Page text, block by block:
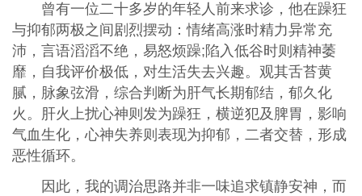
曾有一位二十多岁的年轻人前来求诊，他在躁狂
与抑郁两极之间剧烈摆动：情绪高涨时精力异常充
沛，言语滔滔不绝，易怒烦躁;陷入低谷时则精神萎
靡，自我评价极低，对生活失去兴趣。观其舌苔黄
腻，脉象弦滑，综合判断为肝气长期郁结，郁久化
火。肝火上扰心神则发为躁狂，横逆犯及脾胃，影响
气血生化，心神失养则表现为抑郁，二者交替，形成
恶性循环。
因此，我的调治思路并非一味追求镇静安神，而